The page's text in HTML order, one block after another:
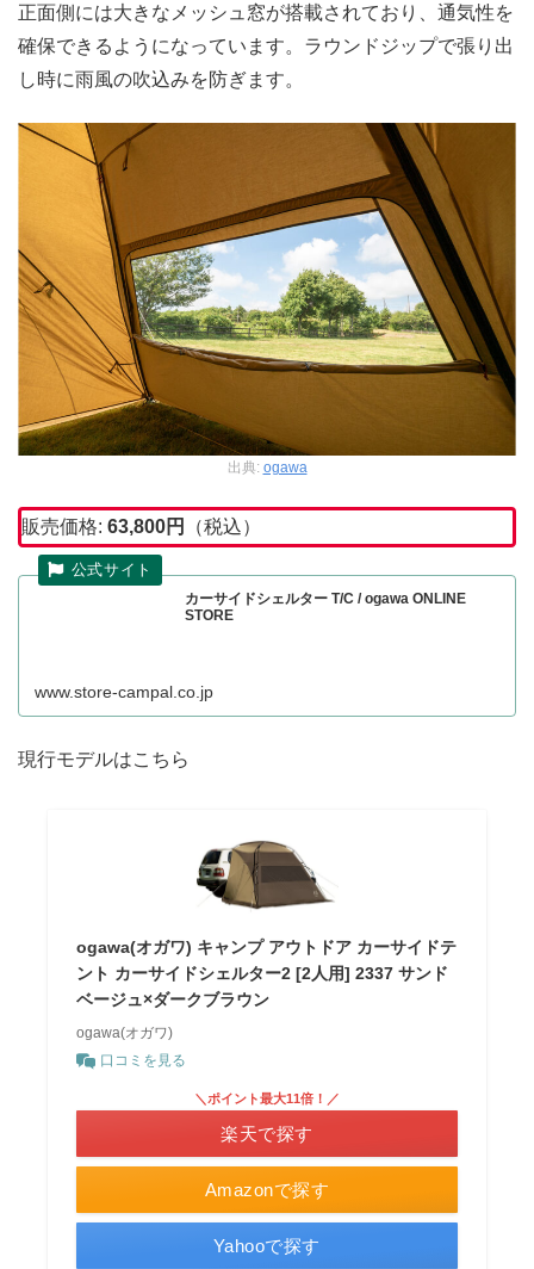
正面側には大きなメッシュ窓が搭載されており、通気性を
確保できるようになっています。ラウンドジップで張り出
し時に雨風の吹込みを防ぎます。
出典: ogawa
販売価格: 63,800円 （税込）
カーサイドシェルター T/C / ogawa ONLINE
STORE
www.store-campal.co.jp
現行モデルはこちら
ogawa(オガワ) キャンプ アウトドア カーサイドテ
ント カーサイドシェルター2 [2人用] 2337 サンド
ベージュ×ダークブラウン
ogawa(オガワ)
口コミを見る
Amazonで探す
＼ポイント最大11倍！／
楽天で探す
Yahooで探す